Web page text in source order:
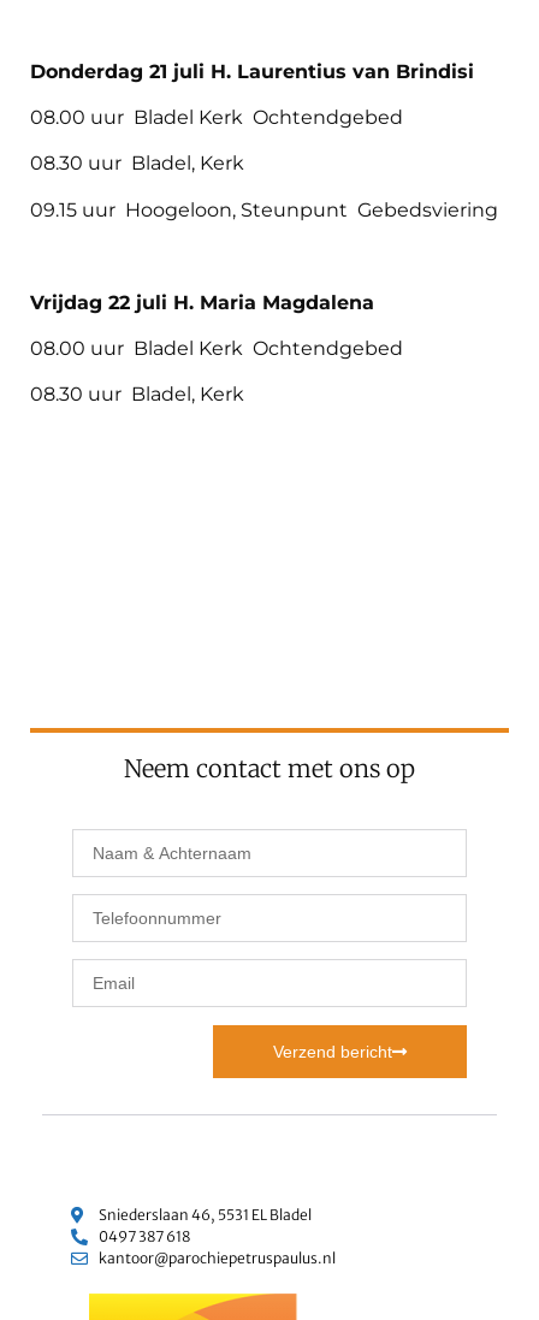
Donderdag 21 juli H. Laurentius van Brindisi
08.00 uur Bladel Kerk Ochtendgebed
08.30 uur Bladel, Kerk
09.15 uur Hoogeloon, Steunpunt Gebedsviering
Vrijdag 22 juli H. Maria Magdalena
08.00 uur Bladel Kerk Ochtendgebed
08.30 uur Bladel, Kerk
Neem contact met ons op
Verzend bericht
Sniederslaan 46, 5531 EL Bladel
0497 387 618
kantoor@parochiepetruspaulus.nl